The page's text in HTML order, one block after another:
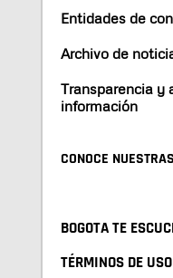
Entidades de
Archivo de
Transparencia y
información
CONOCE
BOGOTA TE
TÉRMINOS DE USO